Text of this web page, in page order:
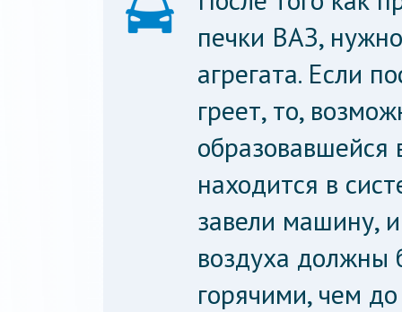
печки ВАЗ,
агрегата. Если
греет, то,
образовавшейся
находится в
завели машину,
воздуха должны
горячими, чем